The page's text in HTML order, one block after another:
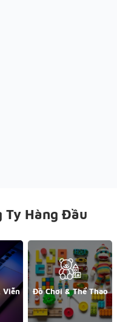
Ty Hàng Đầu
Viễn
Đồ Chơi & Thể Thao